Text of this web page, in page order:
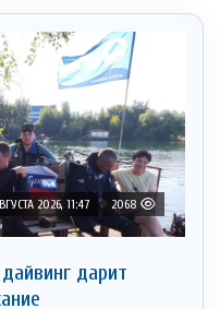
2026, 11:47 2068
дарит